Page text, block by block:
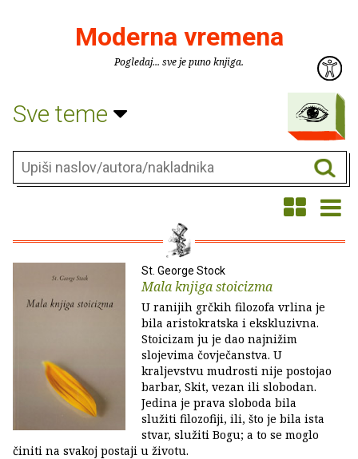
Moderna vremena
Pogledaj... sve je puno knjiga.
Sve teme
St. George Stock
Mala knjiga stoicizma
U ranijih grčkih filozofa vrlina je
bila aristokratska i ekskluzivna.
Stoicizam ju je dao najnižim
slojevima čovječanstva. U
kraljevstvu mudrosti nije postojao
barbar, Skit, vezan ili slobodan.
Jedina je prava sloboda bila
služiti filozofiji, ili, što je bila ista
stvar, služiti Bogu; a to se moglo
činiti na svakoj postaji u životu.